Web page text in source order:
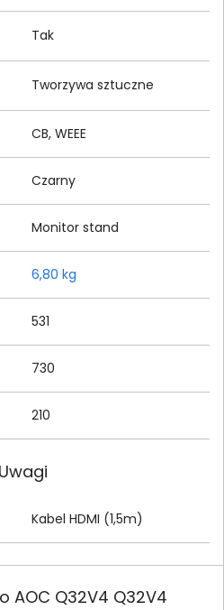
Tak
Tworzywa sztuczne
CB, WEEE
Czarny
Monitor stand
6,80 kg
531
730
210
Uwagi
Kabel HDMI (1,5m)
AOC Q32V4 Q32V4